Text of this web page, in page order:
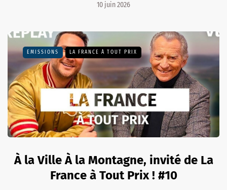
10 juin 2026
EMISSIONS LA FRANCE À TOUT PRIX
À la Ville À la Montagne, invité de La
France à Tout Prix ! #10